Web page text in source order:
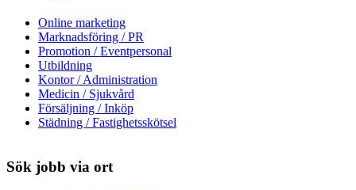
Online marketing
Marknadsföring / PR
Promotion / Eventpersonal
Utbildning
Kontor / Administration
Medicin / Sjukvård
Försäljning / Inköp
Städning / Fastighetsskötsel
Sök jobb via ort